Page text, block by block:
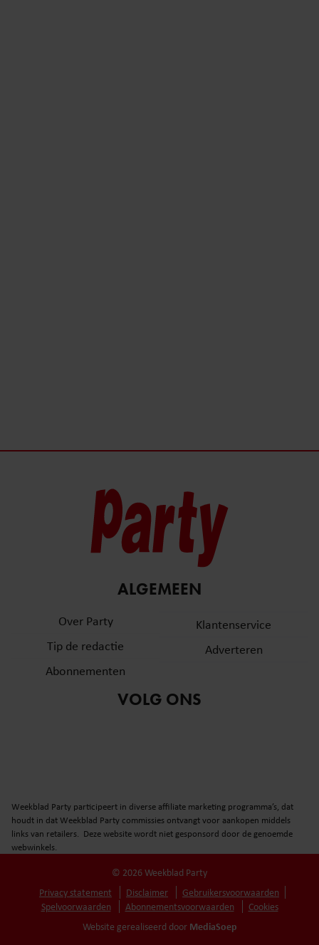
ALGEMEEN
Over Party
Tip de redactie
Abonnementen
Klantenservice
Adverteren
VOLG ONS
Weekblad Party participeert in diverse affiliate marketing programma’s, dat
houdt in dat Weekblad Party commissies ontvangt voor aankopen middels
links van retailers. Deze website wordt niet gesponsord door de genoemde
webwinkels.
© 2026 Weekblad Party
Privacy statement
Disclaimer
Gebruikersvoorwaarden
Spelvoorwaarden
Abonnementsvoorwaarden
Cookies
Website gerealiseerd door MediaSoep